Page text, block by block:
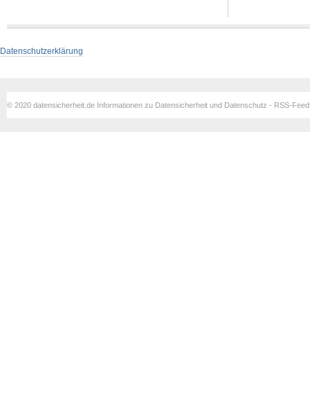
Datenschutzerklärung
© 2020 datensicherheit.de Informationen zu Datensicherheit und Datenschutz - RSS-